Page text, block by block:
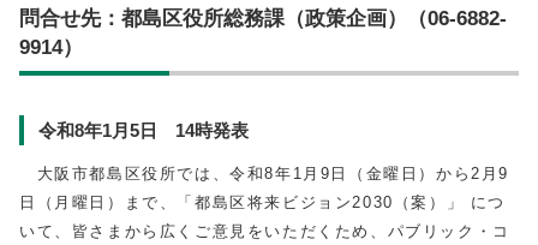
問合せ先：都島区役所総務課（政策企画）（06-6882-
9914）
令和8年1月5日 14時発表
大阪市都島区役所では、令和8年1月9日（金曜日）から2月9
日（月曜日）まで、「都島区将来ビジョン2030（案）」 につ
いて、皆さまから広くご意見をいただくため、パブリック・コ